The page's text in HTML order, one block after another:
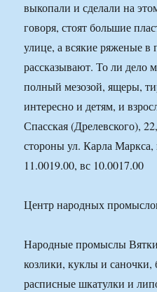
выкопали и сделали на
говоря, стоят большие
улице, а всякие ряженые
рассказывают. То ли дело
полный мезозой, ящеры,
интересно и детям, и
Спасская (Дрелевского),
стороны ул. Карла Маркса,
11.0019.00, вс 10.0017.00
Центр народных
Народные промыслы Вятки
козлики, куклы и саночки,
расписные шкатулки и